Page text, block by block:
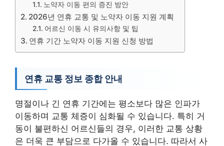
노약자 이동 편의 증진 방안
2026년 연휴 교통 및 노약자 이동 지원 계획
어르신 이동 시 유의사항 및 팁
연휴 기간 노약자 이동 지원 신청 방법
연휴 교통 정보 종합 안내
명절이나 긴 연휴 기간에는 평소보다 많은 인파가
이동하며 교통 체증이 심화될 수 있습니다. 특히 거
동이 불편하신 어르신들의 경우, 이러한 교통 상황
은 더욱 큰 부담으로 다가올 수 있습니다. 따라서 사